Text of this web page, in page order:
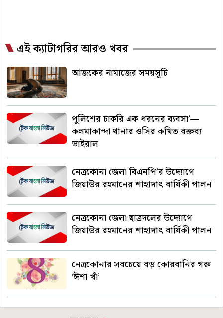
এই ক্যাটাগরির আরও খবর
আজকের নামাজের সময়সূচি
পুলিশের চাকরি এক ধরনের ব্যবসা’—
কলমাকান্দা থানার ওসির কথিত বক্তব্য
ভাইরাল
নেত্রকোনা জেলা বিএনপি’র উদ্যোগে
জিয়াউর রহমানের শাহাদাৎ বার্ষিকী পালন
নেত্রকোনা জেলা ছাত্রদলের উদ্যোগে
জিয়াউর রহমানের শাহাদাৎ বার্ষিকী পালন
নেত্রকোনার সবচেয়ে বড় কোরবানির গরু
‘ঈশা খাঁ’